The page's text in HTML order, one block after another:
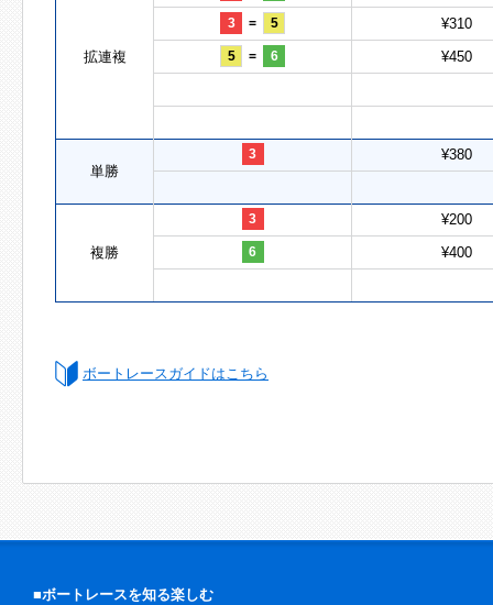
拡連複
3 = 5 ¥310
5 = 6 ¥450
単勝
3 ¥380
複勝
3 ¥200
6 ¥400
ボートレースガイドはこちら
■ボートレースを知る楽しむ